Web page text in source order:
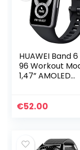
HUAWEI Band 6
96 Workout
1,47” AMOLED
€52.00